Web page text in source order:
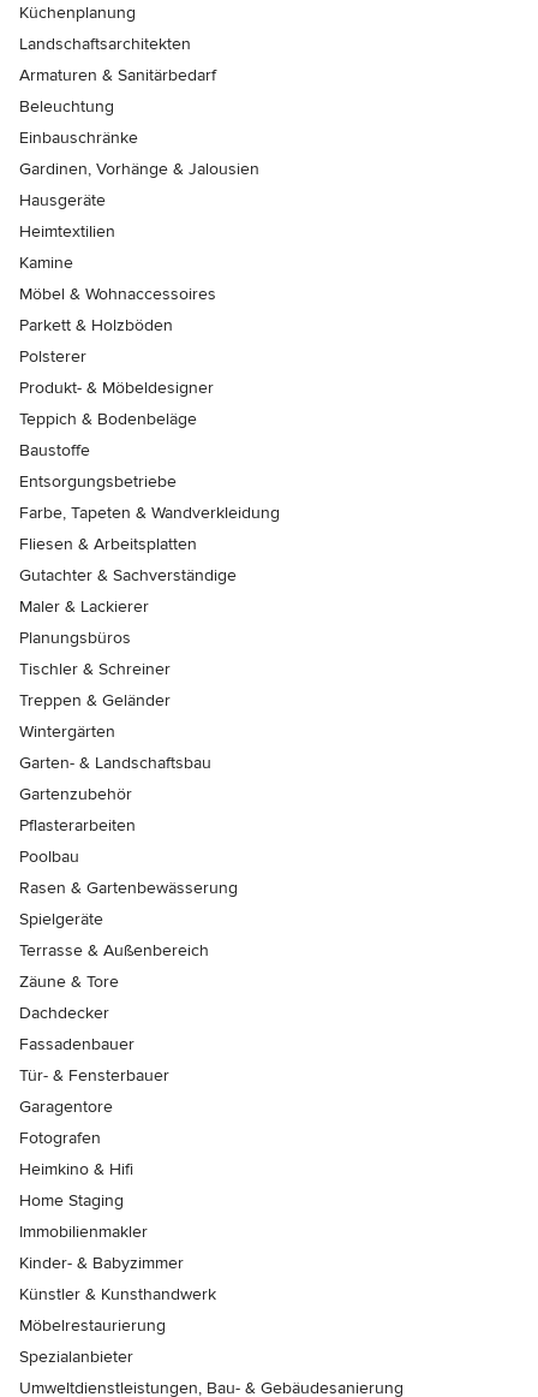
Küchenplanung
Landschaftsarchitekten
Armaturen & Sanitärbedarf
Beleuchtung
Einbauschränke
Gardinen, Vorhänge & Jalousien
Hausgeräte
Heimtextilien
Kamine
Möbel & Wohnaccessoires
Parkett & Holzböden
Polsterer
Produkt- & Möbeldesigner
Teppich & Bodenbeläge
Baustoffe
Entsorgungsbetriebe
Farbe, Tapeten & Wandverkleidung
Fliesen & Arbeitsplatten
Gutachter & Sachverständige
Maler & Lackierer
Planungsbüros
Tischler & Schreiner
Treppen & Geländer
Wintergärten
Garten- & Landschaftsbau
Gartenzubehör
Pflasterarbeiten
Poolbau
Rasen & Gartenbewässerung
Spielgeräte
Terrasse & Außenbereich
Zäune & Tore
Dachdecker
Fassadenbauer
Tür- & Fensterbauer
Garagentore
Fotografen
Heimkino & Hifi
Home Staging
Immobilienmakler
Kinder- & Babyzimmer
Künstler & Kunsthandwerk
Möbelrestaurierung
Spezialanbieter
Umweltdienstleistungen, Bau- & Gebäudesanierung